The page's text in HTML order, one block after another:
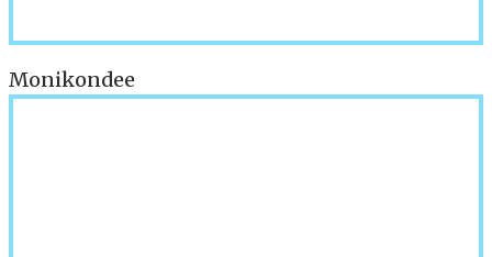
Monikondee